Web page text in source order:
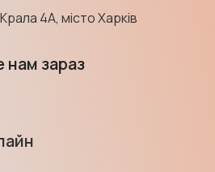
4А, місто Харків
зараз